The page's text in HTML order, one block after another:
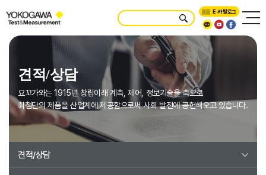
E-카탈로그
견적/상담
요꼬가와는 1915년 창립이래 계측, 제어, 정보기술을 축으로
최첨단의 제품을 산업계에 제공함으로써 사회 발전에 공헌해오고 있습니다.
견적/상담